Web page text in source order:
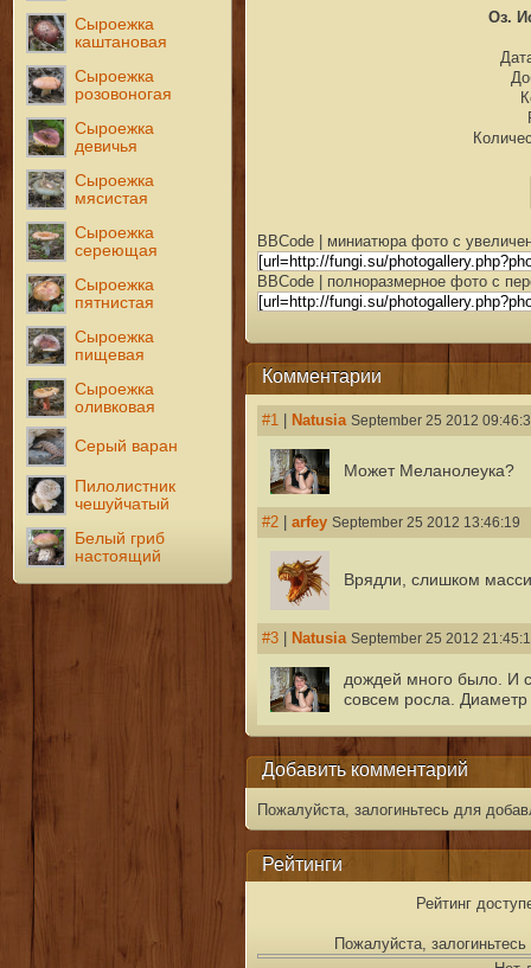
Сыроежка
каштановая
Сыроежка
розовоногая
Сыроежка
девичья
Сыроежка
мясистая
Сыроежка
сереющая
Сыроежка
пятнистая
Сыроежка
пищевая
Сыроежка
оливковая
Серый варан
Пилолистник
чешуйчатый
Белый гриб
настоящий
Оз.
BBCode | миниатюра фото с
BBCode | полноразмерное фото с
Комментарии
#1| Natusia September 25 2012
Может Меланолеука?
#2| arfey September 25 2012 13:46:19
Врядли, слишком
#3| Natusia September 25 2012
дождей много было. И
совсем росла.
Добавить комментарий
Пожалуйста, залогиньтесь для
Рейтинги
Рейтинг
Пожалуйста,